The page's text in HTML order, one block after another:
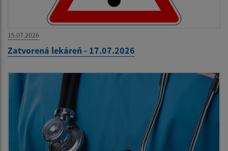
15.07.2026
Zatvorená lekáreň - 17.07.2026